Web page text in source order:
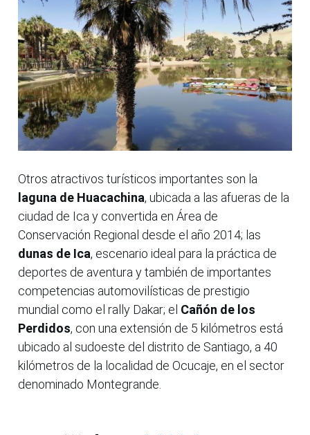
Otros atractivos turísticos importantes son la
laguna de Huacachina, ubicada a las afueras de la
ciudad de Ica y convertida en Área de
Conservación Regional desde el año 2014; las
dunas de Ica, escenario ideal para la práctica de
deportes de aventura y también de importantes
competencias automovilísticas de prestigio
mundial como el rally Dakar; el Cañón de los
Perdidos, con una extensión de 5 kilómetros está
ubicado al sudoeste del distrito de Santiago, a 40
kilómetros de la localidad de Ocucaje, en el sector
denominado Montegrande.